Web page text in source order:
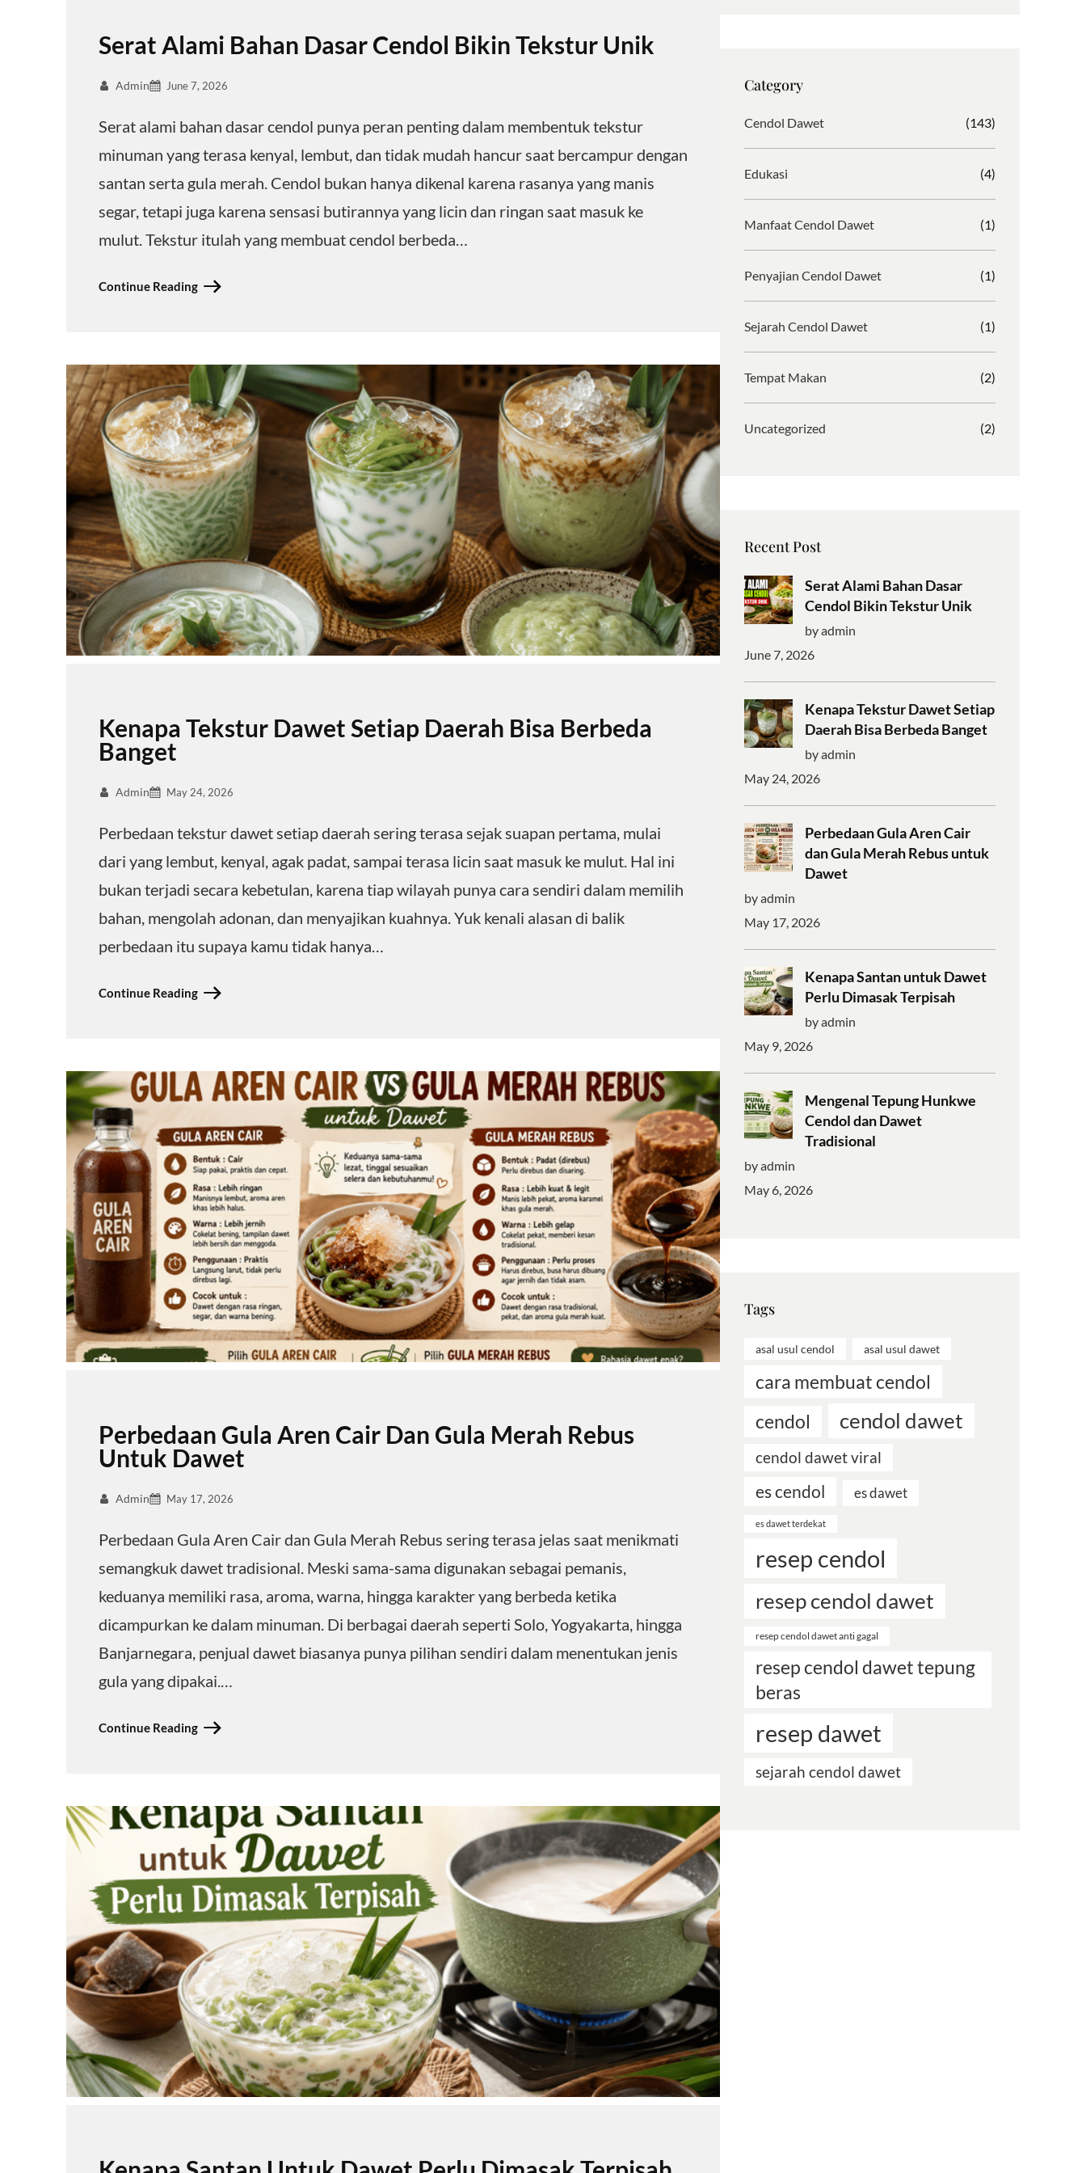
Serat Alami Bahan Dasar Cendol Bikin Tekstur Unik
Admin June 7, 2026
Serat alami bahan dasar cendol punya peran penting dalam membentuk tekstur
minuman yang terasa kenyal, lembut, dan tidak mudah hancur saat bercampur dengan
santan serta gula merah. Cendol bukan hanya dikenal karena rasanya yang manis
segar, tetapi juga karena sensasi butirannya yang licin dan ringan saat masuk ke
mulut. Tekstur itulah yang membuat cendol berbeda…
Continue Reading
Kenapa Tekstur Dawet Setiap Daerah Bisa Berbeda
Banget
Admin May 24, 2026
Perbedaan tekstur dawet setiap daerah sering terasa sejak suapan pertama, mulai
dari yang lembut, kenyal, agak padat, sampai terasa licin saat masuk ke mulut. Hal ini
bukan terjadi secara kebetulan, karena tiap wilayah punya cara sendiri dalam memilih
bahan, mengolah adonan, dan menyajikan kuahnya. Yuk kenali alasan di balik
perbedaan itu supaya kamu tidak hanya…
Continue Reading
Perbedaan Gula Aren Cair Dan Gula Merah Rebus
Untuk Dawet
Admin May 17, 2026
Perbedaan Gula Aren Cair dan Gula Merah Rebus sering terasa jelas saat menikmati
semangkuk dawet tradisional. Meski sama-sama digunakan sebagai pemanis,
keduanya memiliki rasa, aroma, warna, hingga karakter yang berbeda ketika
dicampurkan ke dalam minuman. Di berbagai daerah seperti Solo, Yogyakarta, hingga
Banjarnegara, penjual dawet biasanya punya pilihan sendiri dalam menentukan jenis
gula yang dipakai.…
Continue Reading
r
m
o
Category
Cendol Dawet (143)
Edukasi (4)
Manfaat Cendol Dawet (1)
Penyajian Cendol Dawet (1)
Sejarah Cendol Dawet (1)
Tempat Makan (2)
Uncategorized (2)
Recent Post
Serat Alami Bahan Dasar
Cendol Bikin Tekstur Unik
by admin
June 7, 2026
Kenapa Tekstur Dawet Setiap
Daerah Bisa Berbeda Banget
by admin
May 24, 2026
Perbedaan Gula Aren Cair
dan Gula Merah Rebus untuk
Dawet
by admin
May 17, 2026
Kenapa Santan untuk Dawet
Perlu Dimasak Terpisah
by admin
May 9, 2026
Mengenal Tepung Hunkwe
Cendol dan Dawet
Tradisional
by admin
May 6, 2026
Tags
asal usul cendol asal usul dawet
cara membuat cendol
cendol cendol dawet
cendol dawet viral
es cendol es dawet
es dawet terdekat
resep cendol
resep cendol dawet
resep cendol dawet anti gagal
resep cendol dawet tepung
beras
resep dawet
sejarah cendol dawet